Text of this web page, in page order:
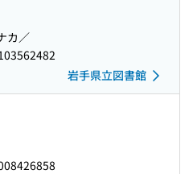
カ／
岩手県立図書館